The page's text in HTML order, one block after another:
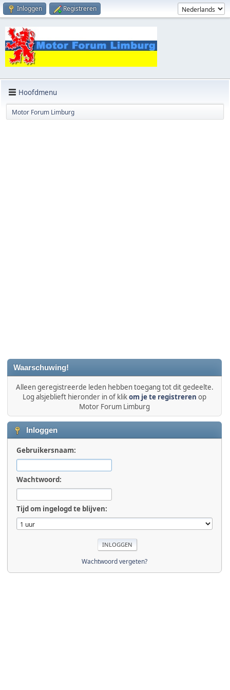
Inloggen Registreren
Hoofdmenu
Motor Forum Limburg
Waarschuwing!
Alleen geregistreerde leden hebben toegang tot dit gedeelte.
Log alsjeblieft hieronder in of klikom je te registreren op
Motor Forum Limburg
Inloggen
Gebruikersnaam:
Wachtwoord:
Tijd om ingelogd te blijven:
Wachtwoord vergeten?